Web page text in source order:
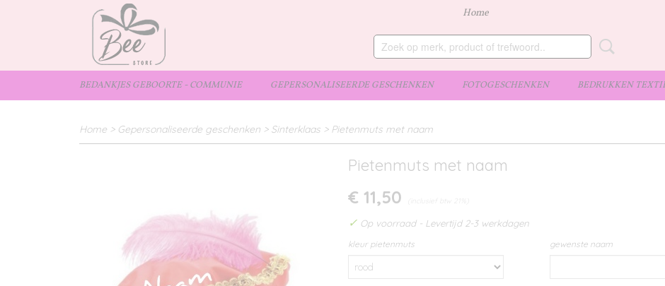
Home
BEDANKJES GEBOORTE - COMMUNIE GEPERSONALISEERDE GESCHENKEN FOTOGESCHENKEN BEDRUKKEN
Home > Gepersonaliseerde geschenken > Sinterklaas > Pietenmuts met naam
Pietenmuts met naam
€ 11,50 (inclusief btw 21%)
✓ Op voorraad - Levertijd 2-3 werkdagen
kleur pietenmuts gewenste naam